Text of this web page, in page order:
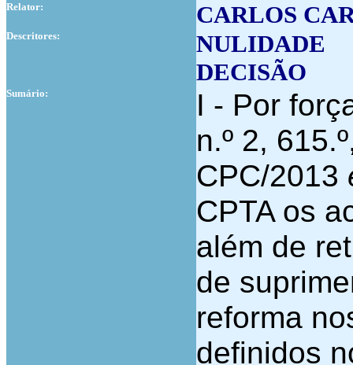
Relator: CARLOS
Descritores:
NULIDADE
DECISÃO
Sumário:
I - Por
n.º 2,
CPC/2013
CPTA os
além de
de
reforma
definidos